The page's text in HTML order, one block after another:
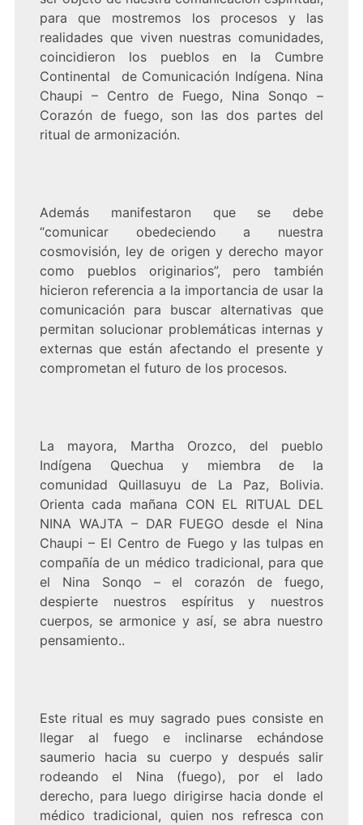
para que mostremos los procesos y las
realidades que viven nuestras comunidades,
coincidieron los pueblos en la Cumbre
Continental de Comunicación Indígena. Nina
Chaupi – Centro de Fuego, Nina Sonqo –
Corazón de fuego, son las dos partes del
ritual de armonización.
Además manifestaron que se debe
“comunicar obedeciendo a nuestra
cosmovisión, ley de origen y derecho mayor
como pueblos originarios”, pero también
hicieron referencia a la importancia de usar la
comunicación para buscar alternativas que
permitan solucionar problemáticas internas y
externas que están afectando el presente y
comprometan el futuro de los procesos.
La mayora, Martha Orozco, del pueblo
Indígena Quechua y miembra de la
comunidad Quillasuyu de La Paz, Bolivia.
Orienta cada mañana CON EL RITUAL DEL
NINA WAJTA – DAR FUEGO desde el Nina
Chaupi – El Centro de Fuego y las tulpas en
compañía de un médico tradicional, para que
el Nina Sonqo – el corazón de fuego,
despierte nuestros espíritus y nuestros
cuerpos, se armonice y así, se abra nuestro
pensamiento..
Este ritual es muy sagrado pues consiste en
llegar al fuego e inclinarse echándose
saumerio hacia su cuerpo y después salir
rodeando el Nina (fuego), por el lado
derecho, para luego dirigirse hacia donde el
médico tradicional, quien nos refresca con